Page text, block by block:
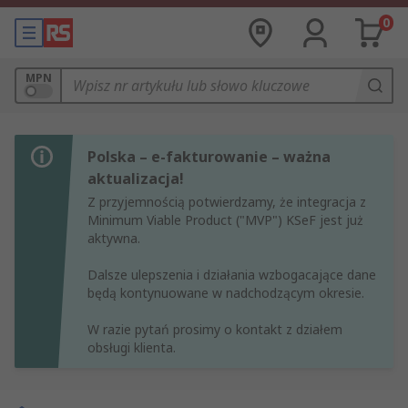
0
MPN
Polska – e-fakturowanie – ważna
aktualizacja!
Z przyjemnością potwierdzamy, że integracja z
Minimum Viable Product ("MVP") KSeF jest już
aktywna.
Dalsze ulepszenia i działania wzbogacające dane
będą kontynuowane w nadchodzącym okresie.
W razie pytań prosimy o kontakt z działem
obsługi klienta.